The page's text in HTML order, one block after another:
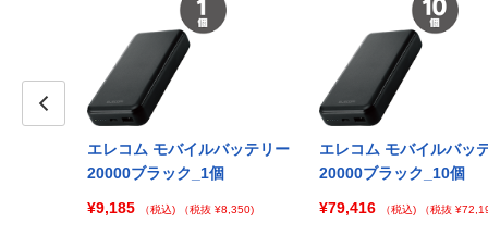
エレコム モバイルバッテリー
20000ブラック_1個
¥9,185
（税込) （税抜 ¥8,350)
エレコム モバイルバッ
20000ブラック_10個
¥79,416
（税込) （税抜